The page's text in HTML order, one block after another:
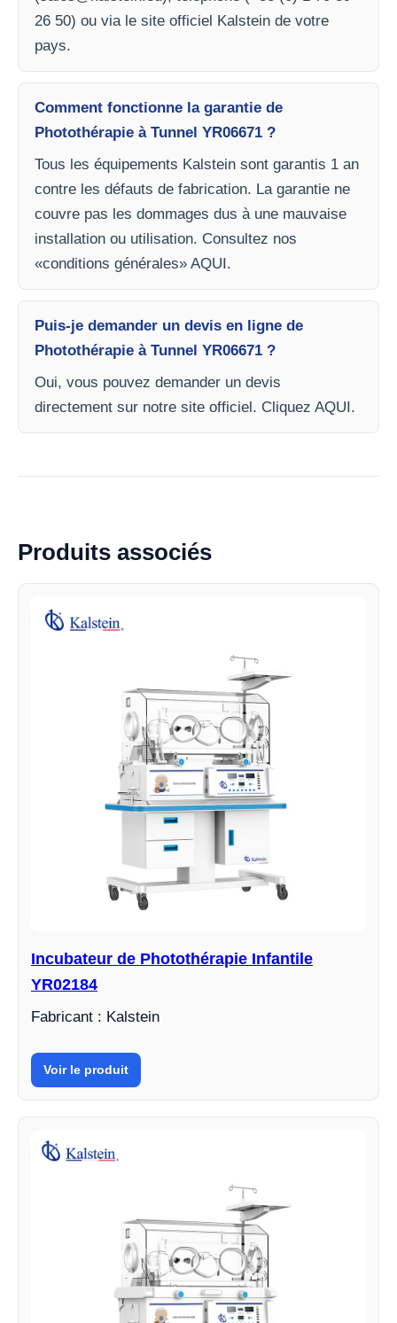
26 50) ou via le site officiel Kalstein de votre
pays.
Comment fonctionne la garantie de
Photothérapie à Tunnel YR06671 ?
Tous les équipements Kalstein sont garantis 1 an
contre les défauts de fabrication. La garantie ne
couvre pas les dommages dus à une mauvaise
installation ou utilisation. Consultez nos
«conditions générales» AQUI.
Puis-je demander un devis en ligne de
Photothérapie à Tunnel YR06671 ?
Oui, vous pouvez demander un devis
directement sur notre site officiel. Cliquez AQUI.
Produits associés
Incubateur de Photothérapie Infantile
YR02184
Fabricant : Kalstein
Voir le produit